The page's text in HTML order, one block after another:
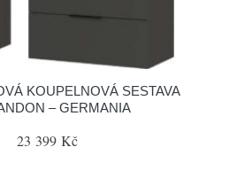
KOUPELNOVÁ SESTAVA
– GERMANIA
23 399 Kč